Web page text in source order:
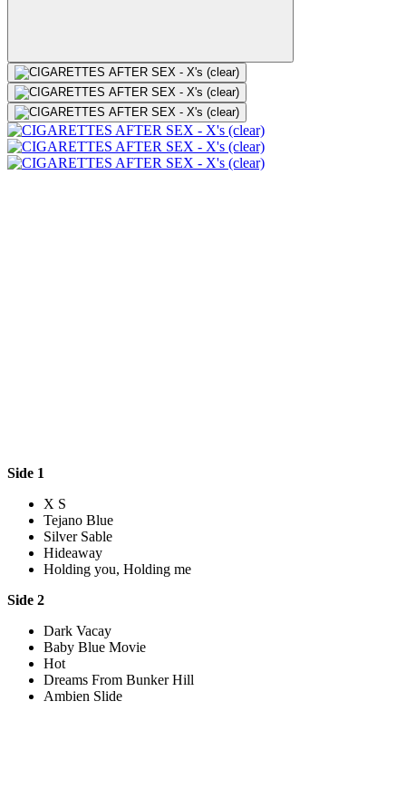
Side 1
X S
Tejano Blue
Silver Sable
Hideaway
Holding you, Holding me
Side 2
Dark Vacay
Baby Blue Movie
Hot
Dreams From Bunker Hill
Ambien Slide